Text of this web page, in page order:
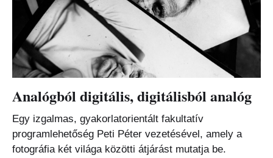
Analógból digitális, digitálisból analóg
Egy izgalmas, gyakorlatorientált fakultatív
programlehetőség Peti Péter vezetésével, amely a
fotográfia két világa közötti átjárást mutatja be.